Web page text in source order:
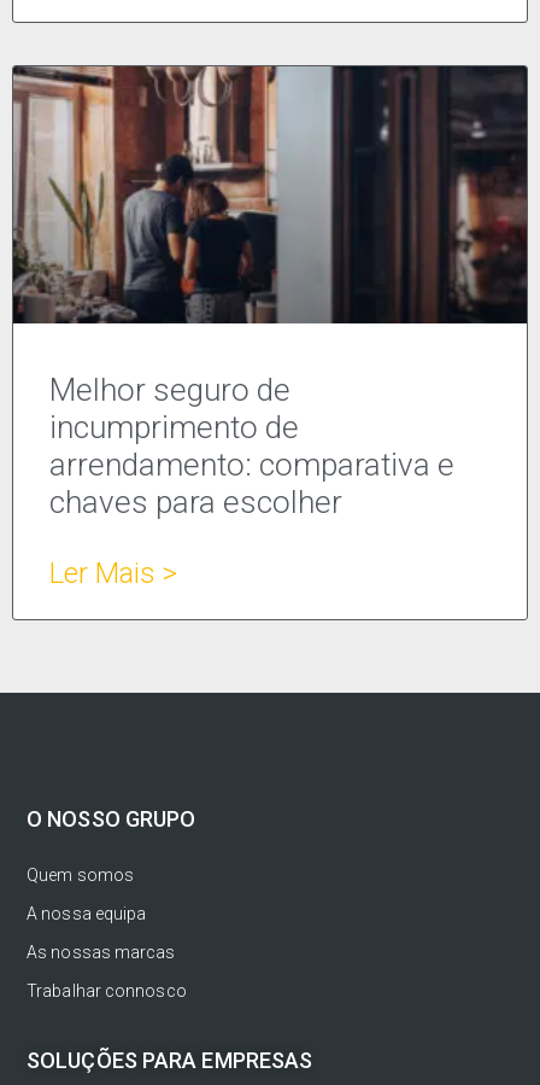
Melhor seguro de
incumprimento de
arrendamento: comparativa e
chaves para escolher
Ler Mais >
O NOSSO GRUPO
Quem somos
A nossa equipa
As nossas marcas
Trabalhar connosco
SOLUÇÕES PARA EMPRESAS